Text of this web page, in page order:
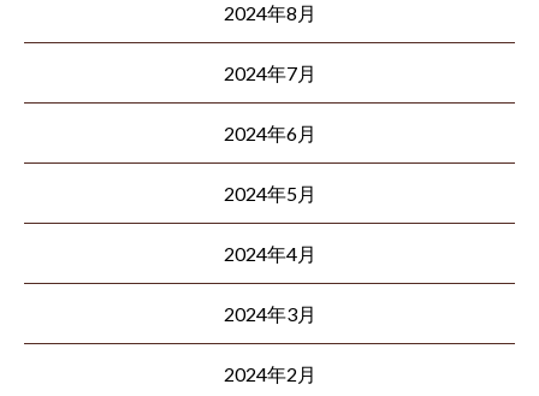
2024年8月
2024年7月
2024年6月
2024年5月
2024年4月
2024年3月
2024年2月